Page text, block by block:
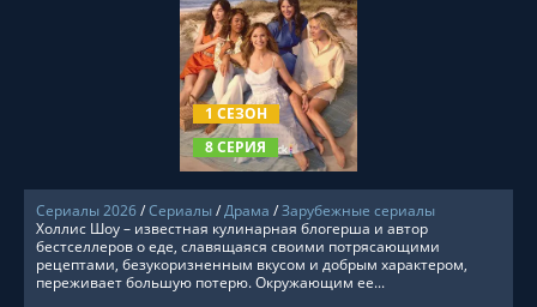
1 СЕЗОН
8 СЕРИЯ
СМОТРЕТЬ ОНЛАЙН
Сериалы 2026/Сериалы/Драма /Зарубежные сериалы
Холлис Шоу – известная кулинарная блогерша и автор
бестселлеров о еде, славящаяся своими потрясающими
рецептами, безукоризненным вкусом и добрым характером,
переживает большую потерю. Окружающим ее...